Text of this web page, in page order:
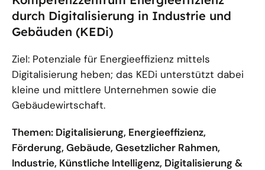
durch Digitalisierung in Industrie und
Gebäuden (KEDi)
Ziel: Potenziale für Energieeffizienz mittels
Digitalisierung heben; das KEDi unterstützt dabei
kleine und mittlere Unternehmen sowie die
Gebäudewirtschaft.
Themen: Digitalisierung, Energieeffizienz,
Förderung, Gebäude, Gesetzlicher Rahmen,
Industrie, Künstliche Intelligenz, Digitalisierung &